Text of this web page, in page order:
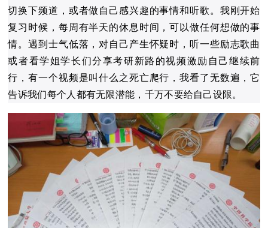
切换下频道，或者做自己感兴趣的事情和听歌。我刚开始
复习时候，每周有半天的休息时间，可以做任何想做的事
情。遇到士气低落，对自己产生怀疑时，听一些励志歌曲
或者看学姐学长们分享考研新路的视频激励自己继续前
行，有一个视频是叫什么之死亡爬行，我看了无数遍，它
告诉我们每个人都有无限潜能，千万不要给自己设限。